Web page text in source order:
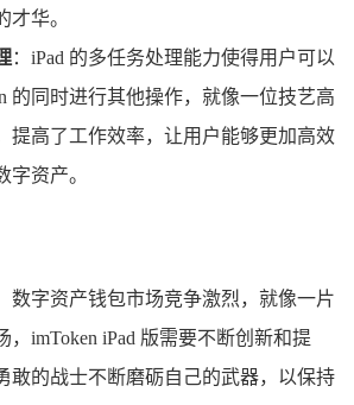
才华。
：iPad 的多任务处理能力使得用户可以
的同时进行其他操作，就像一位技艺高
提高了工作效率，让用户能够更加高效
字资产。
数字资产钱包市场竞争激烈，就像一片
，imToken iPad 版需要不断创新和提
敢的战士不断磨砺自己的武器，以保持